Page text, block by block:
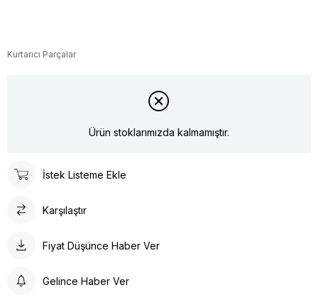
Kurtarıcı Parçalar
Ürün stoklarımızda kalmamıştır.
İstek Listeme Ekle
Karşılaştır
Fiyat Düşünce Haber Ver
Gelince Haber Ver